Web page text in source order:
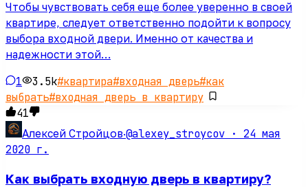
Чтобы чувствовать себя еще более уверенно в своей
квартире, следует ответственно подойти к вопросу
выбора входной двери. Именно от качества и
надежности этой…
1 3.5k#квартира#входная дверь#как
выбрать#входная дверь в квартиру
41
Алексей Стройцов·@alexey_stroycov · 24 мая
2020 г.
Как выбрать входную дверь в квартиру?